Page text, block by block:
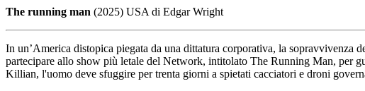
The running man (2025) USA di Edgar Wright
In un’America distopica piegata da una dittatura corporativa, la
partecipare allo show più letale del Network, intitolato The Running Man, per
Killian, l'uomo deve sfuggire per trenta giorni a spietati cacciatori e droni